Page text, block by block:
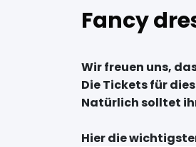
Fancy
Wir freuen uns,
Die Tickets für
Natürlich solltet
Hier die